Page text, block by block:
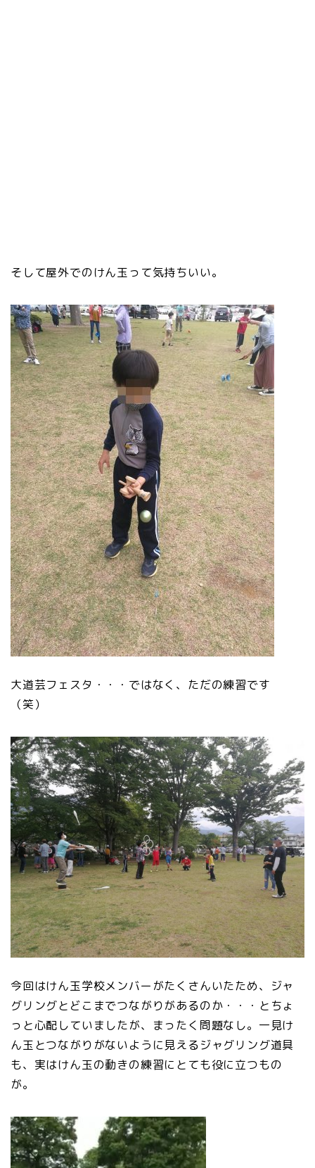
そして屋外でのけん玉って気持ちいい。
大道芸フェスタ・・・ではなく、ただの練習です
（笑）
今回はけん玉学校メンバーがたくさんいたため、ジャ
グリングとどこまでつながりがあるのか・・・とちょ
っと心配していましたが、まったく問題なし。一見け
ん玉とつながりがないように見えるジャグリング道具
も、実はけん玉の動きの練習にとても役に立つもの
が。